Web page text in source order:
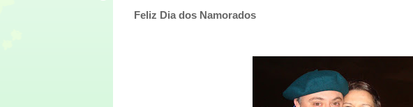
Feliz Dia dos Namorados